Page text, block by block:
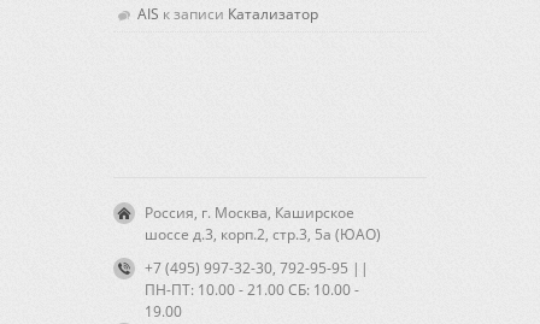
AIS к записи Катализатор
Россия, г. Москва, Каширское
шоссе д.3, корп.2, стр.3, 5а (ЮАО)
+7 (495) 997-32-30, 792-95-95 ||
ПН-ПТ: 10.00 - 21.00 CБ: 10.00 -
19.00